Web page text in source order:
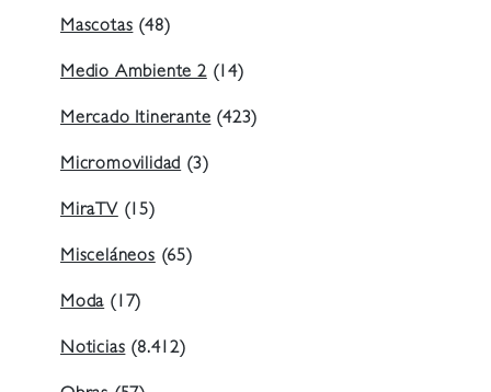
Mascotas(48)
Medio Ambiente 2(14)
Mercado Itinerante(423)
Micromovilidad(3)
MiraTV(15)
Misceláneos(65)
Moda(17)
Noticias(8.412)